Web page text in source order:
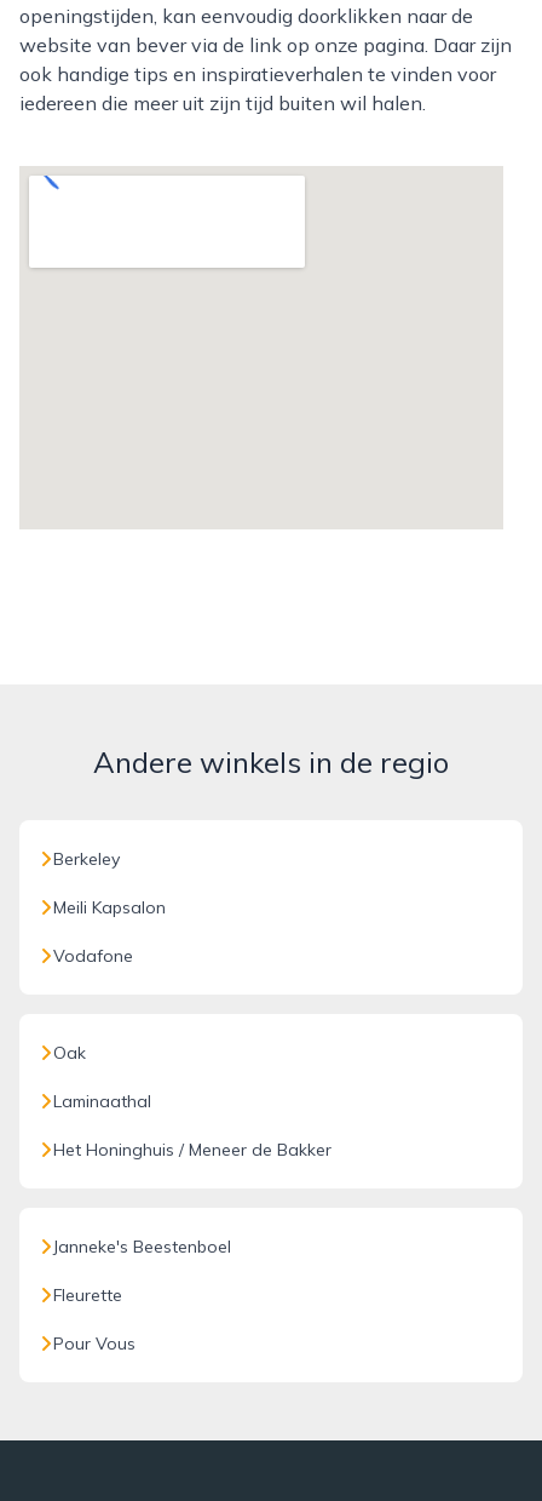
openingstijden, kan eenvoudig doorklikken naar de
website van bever via de link op onze pagina. Daar zijn
ook handige tips en inspiratieverhalen te vinden voor
iedereen die meer uit zijn tijd buiten wil halen.
Andere winkels in de regio
Berkeley
Meili Kapsalon
Vodafone
Oak
Laminaathal
Het Honinghuis / Meneer de Bakker
Janneke's Beestenboel
Fleurette
Pour Vous